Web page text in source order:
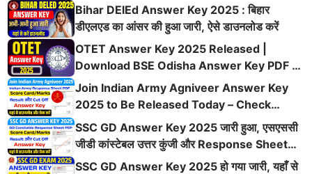
Bihar DElEd Answer Key 2025 : बिहार
डीएलएड का आंसर की हुआ जारी, ऐसे डाउनलोड करें
OTET Answer Key 2025 Released |
Download BSE Odisha Answer Key PDF @
bseodisha.ac.in
Join Indian Army Agniveer Answer Key
2025 to Be Released Today – Check
Details Here
SSC GD Answer Key 2025 जारी हुआ, एसएससी
जीडी कांस्टेबल उत्तर कुंजी और Response Sheet
यहाँ से देखें
SSC GD Answer Key 2025 हो गया जारी, यहाँ से